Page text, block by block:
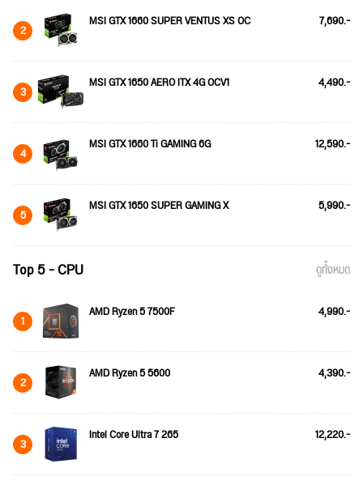
2 MSI GTX 1660 SUPER VENTUS XS OC 7,690.-
3 MSI GTX 1650 AERO ITX 4G OCV1 4,490.-
4 MSI GTX 1660 Ti GAMING 6G 12,590.-
5 MSI GTX 1650 SUPER GAMING X 5,990.-
Top 5 - CPU ดูทั้งหมด
1 AMD Ryzen 5 7500F 4,990.-
2 AMD Ryzen 5 5600 4,390.-
3 Intel Core Ultra 7 265 12,220.-